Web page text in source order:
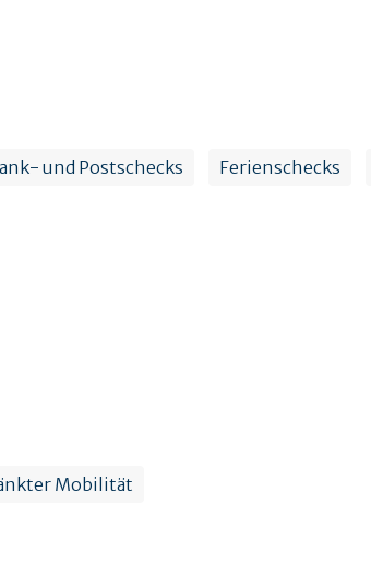
und Postschecks Ferienschecks
Mobilität